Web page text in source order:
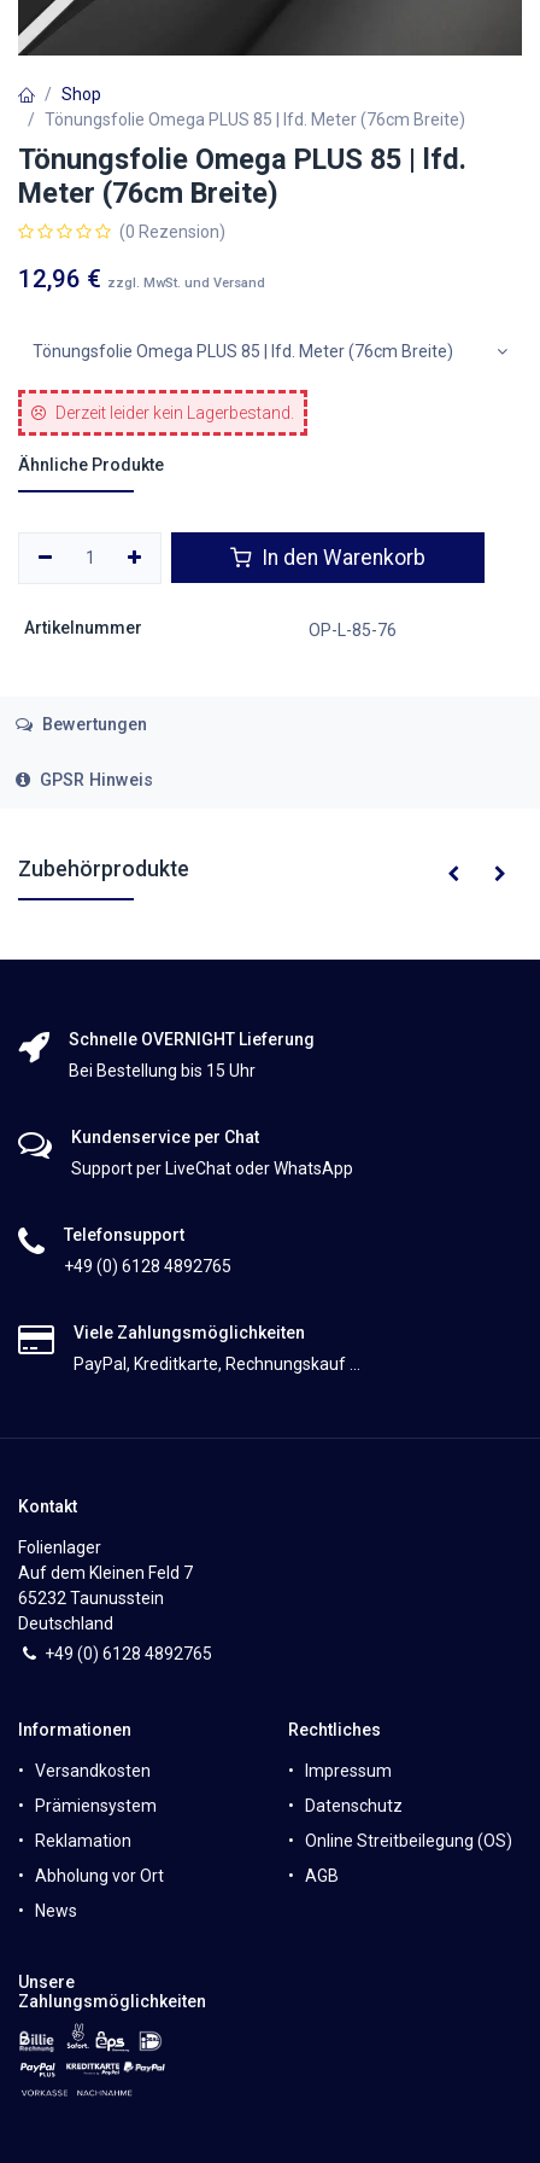
Shop
Tönungsfolie Omega PLUS 85 | lfd. Meter (76cm Breite)
Tönungsfolie Omega PLUS 85 | lfd.
Meter (76cm Breite)
(0 Rezension)
12,96 € zzgl. MwSt. und Versand
Tönungsfolie Omega PLUS 85 | lfd. Meter (76cm Breite)
Derzeit leider kein Lagerbestand.
Ähnliche Produkte
In den Warenkorb
Artikelnummer OP-L-85-76
Bewertungen
GPSR Hinweis
Zubehörprodukte
Schnelle OVERNIGHT Lieferung
Bei Bestellung bis 15 Uhr
Kundenservice per Chat
Support per LiveChat oder WhatsApp
Telefonsupport
+49 (0) 6128 4892765
Viele Zahlungsmöglichkeiten
PayPal, Kreditkarte, Rechnungskauf ...
Kontakt
Folienlager
Auf dem Kleinen Feld 7
65232 Taunusstein
Deutschland
+49 (0) 6128 4892765
Informationen
Versandkosten
Prämiensystem
Reklamation
Abholung vor Ort
News
Rechtliches
Impressum
Datenschutz
Online Streitbeilegung (OS)
AGB
Unsere
Zahlungsmöglichkeiten